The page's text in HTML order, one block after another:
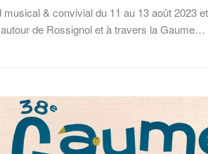
musical & convivial du 11 au 13 août 2023
de Rossignol et à travers la Gaume…